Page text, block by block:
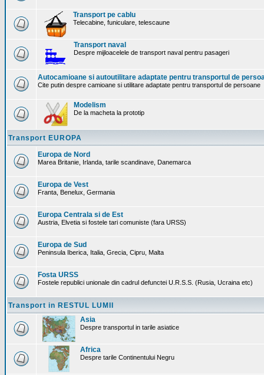
Transport pe cablu
Telecabine, funiculare, telescaune
Transport naval
Despre mijloacelele de transport naval pentru pasageri
Autocamioane si autoutilitare adaptate pentru transportul de
Cite putin despre camioane si utilitare adaptate pentru transportul de persoane
Modelism
De la macheta la prototip
Transport EUROPA
Europa de Nord
Marea Britanie, Irlanda, tarile scandinave, Danemarca
Europa de Vest
Franta, Benelux, Germania
Europa Centrala si de Est
Austria, Elvetia si fostele tari comuniste (fara URSS)
Europa de Sud
Peninsula Iberica, Italia, Grecia, Cipru, Malta
Fosta URSS
Fostele republici unionale din cadrul defunctei U.R.S.S. (Rusia, Ucraina etc)
Transport in RESTUL LUMII
Asia
Despre transportul in tarile asiatice
Africa
Despre tarile Continentului Negru